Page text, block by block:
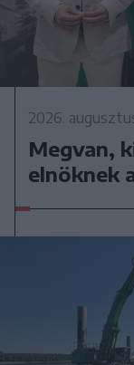
2026.
Megvan,
elnöknek